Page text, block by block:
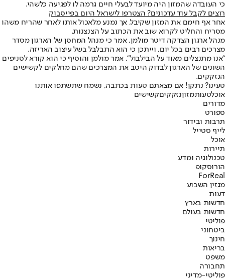
כי העובדה שהמזון היה מיועד לבעלי חיים גרמה לו לפגיעה כלשהי.
רוצים לקבל עוד עדכונים? הצטרפו לישראל היום בפייסבוק
אחר אף חימם את המזון שקיבל, אך נמנע מלאכול אותו לאחר שהריח משהו
מסריח והחליט לקרוא שוב את הכתוב על הצנצנות.
מנהל ארגון הצדקה דיטר מולמן, אמר כי מנהל המחסן של הארגון מסדר
מצרכים רבים בכל יום, וייתכן כי הוא התבלבל בשל עיצוב האריזה.
"אנו מתנצלים מאוד על הבילבול", אמר מולמן והוסיף כי הוא קורא לסניפים
השונים של הארגון לבדוק היטב את המצרכים שהם מחלקים לקשישים
הנזקקים.
טעינו? נתקן! אם מצאתם טעות בכתבה, נשמח שתשתפו אותנו
אוכלטעותמזוןנזקקיםקשישים
מדורים
ספורט
תרבות ובידור
לייף סטייל
אוכל
תיירות
טכנולוגיה ומדע
הורוסקופ
ForReal
מגזין השבוע
דעות
חדשות בארץ
חדשות בעולם
פוליטי
ביטחוני
חינוך
בריאות
משפט
תחבורה
פוליטי-מדיני